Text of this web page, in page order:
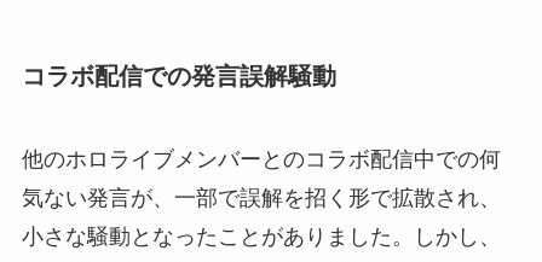
コラボ配信での発言誤解騒動
他のホロライブメンバーとのコラボ配信中での何
気ない発言が、一部で誤解を招く形で拡散され、
小さな騒動となったことがありました。しかし、